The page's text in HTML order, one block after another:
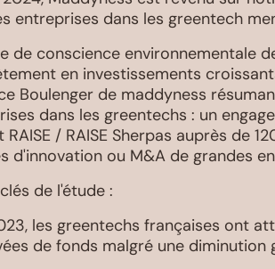
entreprises dans les greentech
de conscience environnementale
en investissements
Boulenger de maddyness
dans les greentechs : un
RAISE / RAISE Sherpas auprès de
d'innovation ou M&A de grandes
de l'étude :
les greentechs françaises ont
de fonds malgré une diminution